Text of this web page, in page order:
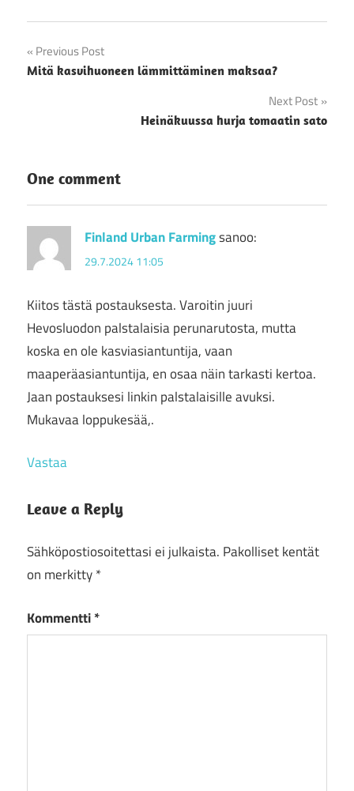
Artikkelien
selaus
Previous Post
Mitä kasvihuoneen lämmittäminen maksaa?
Next Post
Heinäkuussa hurja tomaatin sato
One comment
Finland Urban Farmingsanoo:
29.7.2024 11:05
Kiitos tästä postauksesta. Varoitin juuri
Hevosluodon palstalaisia perunarutosta, mutta
koska en ole kasviasiantuntija, vaan
maaperäasiantuntija, en osaa näin tarkasti kertoa.
Jaan postauksesi linkin palstalaisille avuksi.
Mukavaa loppukesää,.
Vastaa
Leave a Reply
Sähköpostiosoitettasi ei julkaista. Pakolliset kentät
on merkitty*
Kommentti*